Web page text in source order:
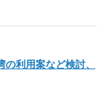
利用案など検討、